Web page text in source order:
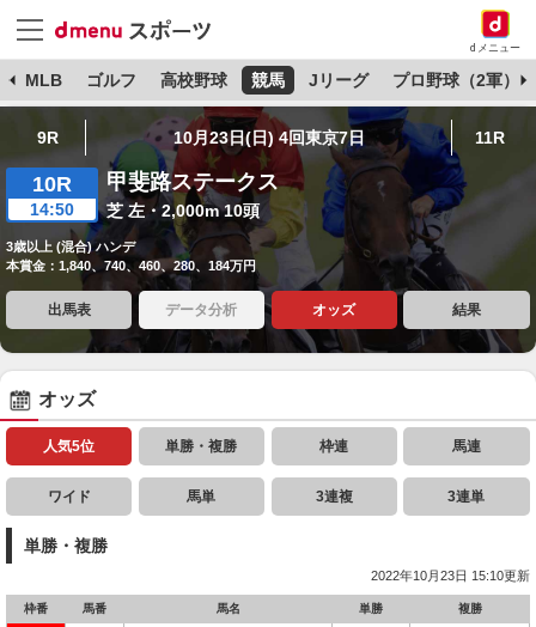
dメニュー
MLB ゴルフ 高校野球 競馬 Jリーグ プロ野球（2軍）
9R 10月23日(日) 4回東京7日 11R
10R
14:50
甲斐路ステークス
芝 左・2,000m 10頭
3歳以上 (混合) ハンデ
本賞金：1,840、740、460、280、184万円
出馬表 データ分析 オッズ 結果
オッズ
人気5位 単勝・複勝 枠連 馬連
ワイド 馬単 3連複 3連単
単勝・複勝
2022年10月23日 15:10更新
枠番 馬番 馬名 単勝 複勝